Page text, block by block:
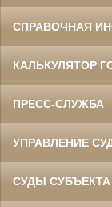
СПРАВОЧНАЯ
КАЛЬКУЛЯТОР
ПРЕСС-СЛУЖБА
УПРАВЛЕНИЕ
СУДЫ